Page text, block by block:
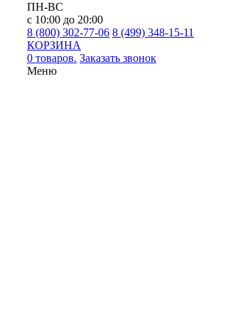
ПН-ВС
с 10:00 до 20:00
8 (800) 302-77-06 8 (499) 348-15-11
КОРЗИНА
0 товаров. Заказать звонок
Меню